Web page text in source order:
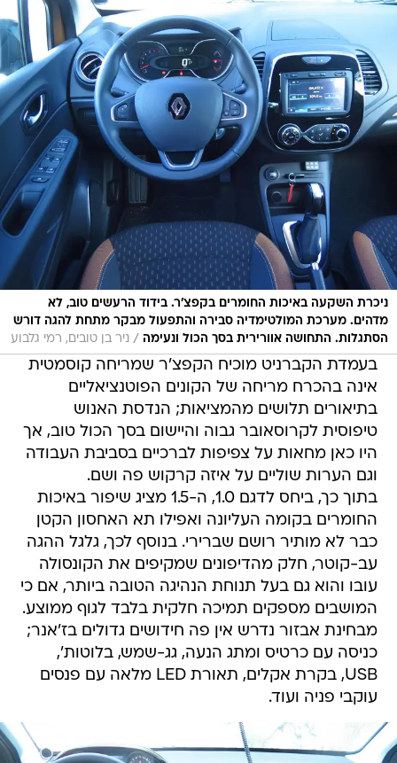
ניכרת השקעה באיכות החומרים בקפצ'ר. בידוד הרעשים טוב, לא
מדהים. מערכת המולטימדיה סבירה והתפעול מבקר מתחת להגה דורש
הסתגלות. התחושה אוורירית בסך הכול ונעימה / ניר בן טובים, רמי גלבוע
בעמדת הקברניט מוכיח הקפצ'ר שמריחה קוסמטית
אינה בהכרח מריחה של הקונים הפוטנציאליים
בתיאורים תלושים מהמציאות; הנדסת האנוש
טיפוסית לקרוסאובר גבוה והיישום בסך הכול טוב, אך
היו כאן מחאות על צפיפות לברכיים בסביבת העבודה
וגם הערות שוליים על איזה קרקוש פה ושם.
בתוך כך, ביחס לדגם 1.0, ה-1.5 מציג שיפור באיכות
החומרים בקומה העליונה ואפילו תא האחסון הקטן
כבר לא מותיר רושם שברירי. בנוסף לכך, גלגל ההגה
עב-קוטר, חלק מהדיפונים שמקיפים את הקונסולה
עובו והוא גם בעל תנוחת הנהיגה הטובה ביותר, אם כי
המושבים מספקים תמיכה חלקית בלבד לגוף ממוצע.
מבחינת אבזור נדרש אין פה חידושים גדולים בז'אנר;
כניסה עם כרטיס ומתג הנעה, גג-שמש, בלוטות',
USB, בקרת אקלים, תאורת LED מלאה עם פנסים
עוקבי פניה ועוד.